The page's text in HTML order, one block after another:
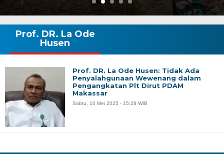
Prof. DR. La Ode
Husen
Prof. DR. La Ode Husen: Tidak Ada
Penyalahgunaan Wewenang dalam
Pengangkatan Plt Dirut PDAM
Makassar
Sabtu, 10 Mei 2025 - 15:28 WIB